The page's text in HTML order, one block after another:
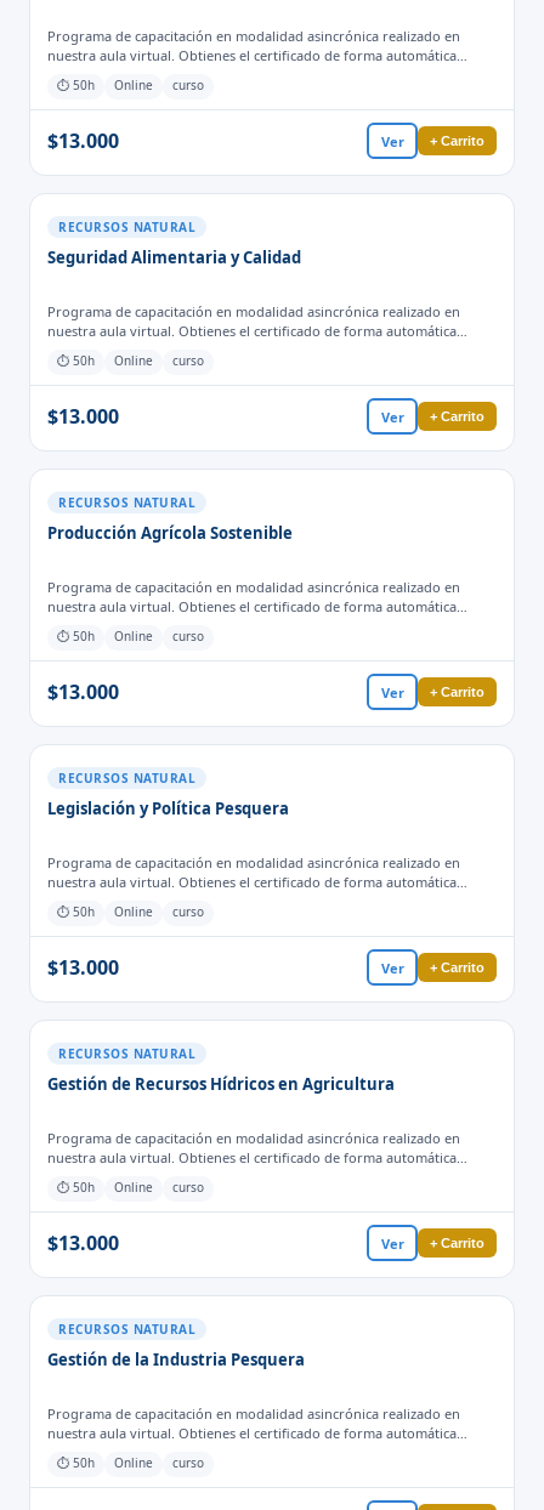
Programa de capacitación en modalidad asincrónica realizado en
nuestra aula virtual. Obtienes el certificado de forma automática
cuando finalizas las actividades y evaluaciones para el proceso
formativo.
⏱ 50h Online curso
$13.000 Ver + Carrito
RECURSOS NATURAL
Seguridad Alimentaria y Calidad
Programa de capacitación en modalidad asincrónica realizado en
nuestra aula virtual. Obtienes el certificado de forma automática
cuando finalizas las actividades y evaluaciones para el proceso
formativo.
⏱ 50h Online curso
$13.000 Ver + Carrito
RECURSOS NATURAL
Producción Agrícola Sostenible
Programa de capacitación en modalidad asincrónica realizado en
nuestra aula virtual. Obtienes el certificado de forma automática
cuando finalizas las actividades y evaluaciones para el proceso
formativo.
⏱ 50h Online curso
$13.000 Ver + Carrito
RECURSOS NATURAL
Legislación y Política Pesquera
Programa de capacitación en modalidad asincrónica realizado en
nuestra aula virtual. Obtienes el certificado de forma automática
cuando finalizas las actividades y evaluaciones para el proceso
formativo.
⏱ 50h Online curso
$13.000 Ver + Carrito
RECURSOS NATURAL
Gestión de Recursos Hídricos en Agricultura
Programa de capacitación en modalidad asincrónica realizado en
nuestra aula virtual. Obtienes el certificado de forma automática
cuando finalizas las actividades y evaluaciones para el proceso
formativo.
⏱ 50h Online curso
$13.000 Ver + Carrito
RECURSOS NATURAL
Gestión de la Industria Pesquera
Programa de capacitación en modalidad asincrónica realizado en
nuestra aula virtual. Obtienes el certificado de forma automática
cuando finalizas las actividades y evaluaciones para el proceso
formativo.
⏱ 50h Online curso